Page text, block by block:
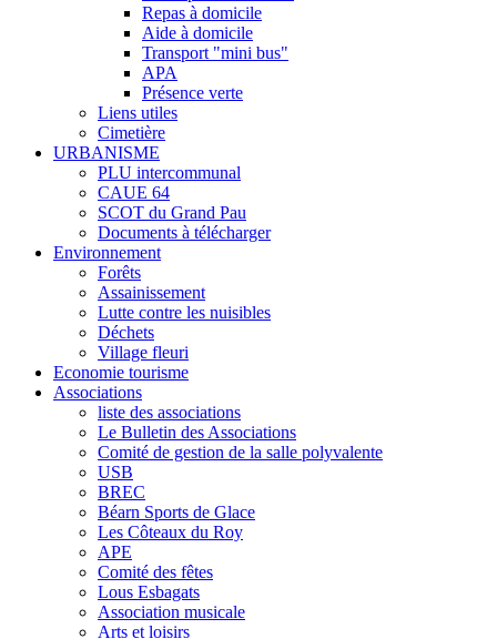
Repas à domicile
Aide à domicile
Transport "mini bus"
APA
Présence verte
Liens utiles
Cimetière
URBANISME
PLU intercommunal
CAUE 64
SCOT du Grand Pau
Documents à télécharger
Environnement
Forêts
Assainissement
Lutte contre les nuisibles
Déchets
Village fleuri
Economie tourisme
Associations
liste des associations
Le Bulletin des Associations
Comité de gestion de la salle polyvalente
USB
BREC
Béarn Sports de Glace
Les Côteaux du Roy
APE
Comité des fêtes
Lous Esbagats
Association musicale
Arts et loisirs